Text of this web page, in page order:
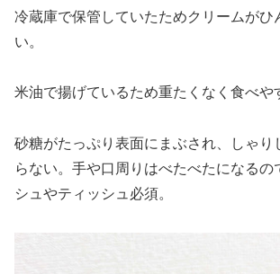
冷蔵庫で保管していたためクリームがひ
い。
米油で揚げているため重たくなく食べや
砂糖がたっぷり表面にまぶされ、しゃり
らない。手や口周りはべたべたになるの
シュやティッシュ必須。